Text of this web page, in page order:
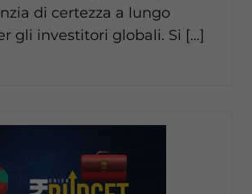
di certezza a lungo
gli investitori globali. Si […]